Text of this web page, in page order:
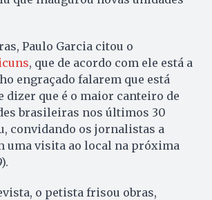
Paulo Garcia citou o
, que de acordo com ele está a
engraçado falarem que está
dizer que é o maior canteiro de
brasileiras nos últimos 30
convidando os jornalistas a
uma visita ao local na próxima
o petista frisou obras,